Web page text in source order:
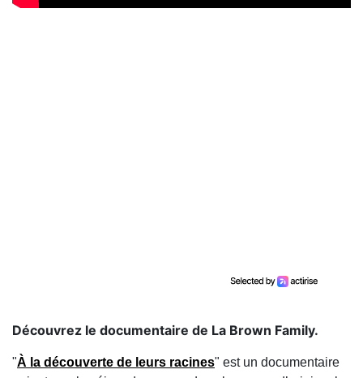
Découvrez le documentaire de La Brown Family.
"À la découverte de leurs racines" est un documentaire